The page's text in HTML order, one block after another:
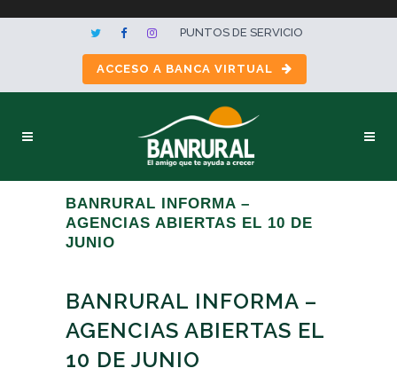
PUNTOS DE SERVICIO
ACCESO A BANCA VIRTUAL
BANRURAL INFORMA –
AGENCIAS ABIERTAS EL 10 DE
JUNIO
BANRURAL INFORMA –
AGENCIAS ABIERTAS EL
10 DE JUNIO